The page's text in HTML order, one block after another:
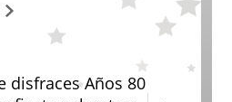
disfraces Años 80